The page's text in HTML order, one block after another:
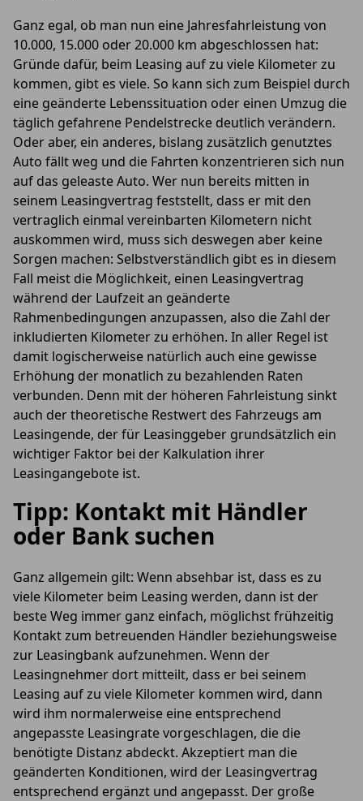
Ganz egal, ob man nun eine Jahresfahrleistung von
10.000, 15.000 oder 20.000 km abgeschlossen hat:
Gründe dafür, beim Leasing auf zu viele Kilometer zu
kommen, gibt es viele. So kann sich zum Beispiel durch
eine geänderte Lebenssituation oder einen Umzug die
täglich gefahrene Pendelstrecke deutlich verändern.
Oder aber, ein anderes, bislang zusätzlich genutztes
Auto fällt weg und die Fahrten konzentrieren sich nun
auf das geleaste Auto. Wer nun bereits mitten in
seinem Leasingvertrag feststellt, dass er mit den
vertraglich einmal vereinbarten Kilometern nicht
auskommen wird, muss sich deswegen aber keine
Sorgen machen: Selbstverständlich gibt es in diesem
Fall meist die Möglichkeit, einen Leasingvertrag
während der Laufzeit an geänderte
Rahmenbedingungen anzupassen, also die Zahl der
inkludierten Kilometer zu erhöhen. In aller Regel ist
damit logischerweise natürlich auch eine gewisse
Erhöhung der monatlich zu bezahlenden Raten
verbunden. Denn mit der höheren Fahrleistung sinkt
auch der theoretische Restwert des Fahrzeugs am
Leasingende, der für Leasinggeber grundsätzlich ein
wichtiger Faktor bei der Kalkulation ihrer
Leasingangebote ist.
Tipp: Kontakt mit Händler
oder Bank suchen
Ganz allgemein gilt: Wenn absehbar ist, dass es zu
viele Kilometer beim Leasing werden, dann ist der
beste Weg immer ganz einfach, möglichst frühzeitig
Kontakt zum betreuenden Händler beziehungsweise
zur Leasingbank aufzunehmen. Wenn der
Leasingnehmer dort mitteilt, dass er bei seinem
Leasing auf zu viele Kilometer kommen wird, dann
wird ihm normalerweise eine entsprechend
angepasste Leasingrate vorgeschlagen, die die
benötigte Distanz abdeckt. Akzeptiert man die
geänderten Konditionen, wird der Leasingvertrag
entsprechend ergänzt und angepasst. Der große